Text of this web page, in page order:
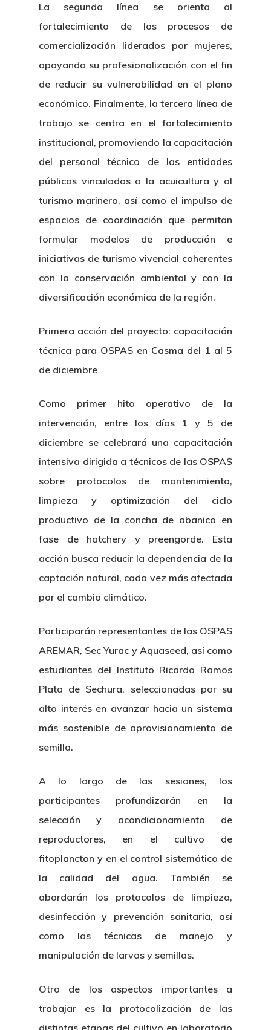
La segunda línea se orienta al
fortalecimiento de los procesos de
comercialización liderados por mujeres,
apoyando su profesionalización con el fin
de reducir su vulnerabilidad en el plano
económico. Finalmente, la tercera línea de
trabajo se centra en el fortalecimiento
institucional, promoviendo la capacitación
del personal técnico de las entidades
públicas vinculadas a la acuicultura y al
turismo marinero, así como el impulso de
espacios de coordinación que permitan
formular modelos de producción e
iniciativas de turismo vivencial coherentes
con la conservación ambiental y con la
diversificación económica de la región.
Primera acción del proyecto: capacitación
técnica para OSPAS en Casma del 1 al 5
de diciembre
Como primer hito operativo de la
intervención, entre los días 1 y 5 de
diciembre se celebrará una capacitación
intensiva dirigida a técnicos de las OSPAS
sobre protocolos de mantenimiento,
limpieza y optimización del ciclo
productivo de la concha de abanico en
fase de hatchery y preengorde. Esta
acción busca reducir la dependencia de la
captación natural, cada vez más afectada
por el cambio climático.
Participarán representantes de las OSPAS
AREMAR, Sec Yurac y Aquaseed, así como
estudiantes del Instituto Ricardo Ramos
Plata de Sechura, seleccionadas por su
alto interés en avanzar hacia un sistema
más sostenible de aprovisionamiento de
semilla.
A lo largo de las sesiones, los
participantes profundizarán en la
selección y acondicionamiento de
reproductores, en el cultivo de
fitoplancton y en el control sistemático de
la calidad del agua. También se
abordarán los protocolos de limpieza,
desinfección y prevención sanitaria, así
como las técnicas de manejo y
manipulación de larvas y semillas.
Otro de los aspectos importantes a
trabajar es la protocolización de las
distintas etapas del cultivo en laboratorio